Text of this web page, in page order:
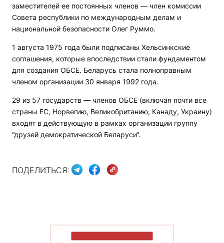
заместителей ее постоянных членов — член комиссии
Совета республики по международным делам и
национальной безопасности Олег Руммо.
1 августа 1975 года были подписаны Хельсинкские
соглашения, которые впоследствии стали фундаментом
для создания ОБСЕ. Беларусь стала полноправным
членом организации 30 января 1992 года.
29 из 57 государств — членов ОБСЕ (включая почти все
страны ЕС, Норвегию, Великобританию, Канаду, Украину)
входят в действующую в рамках организации группу
“друзей демократической Беларуси“.
ПОДЕЛИТЬСЯ: